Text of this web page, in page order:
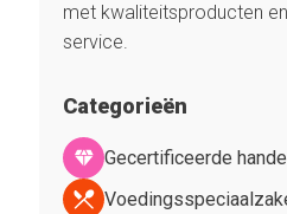
met kwaliteitsproducten
service.
Categorieën
Gecertificeerde